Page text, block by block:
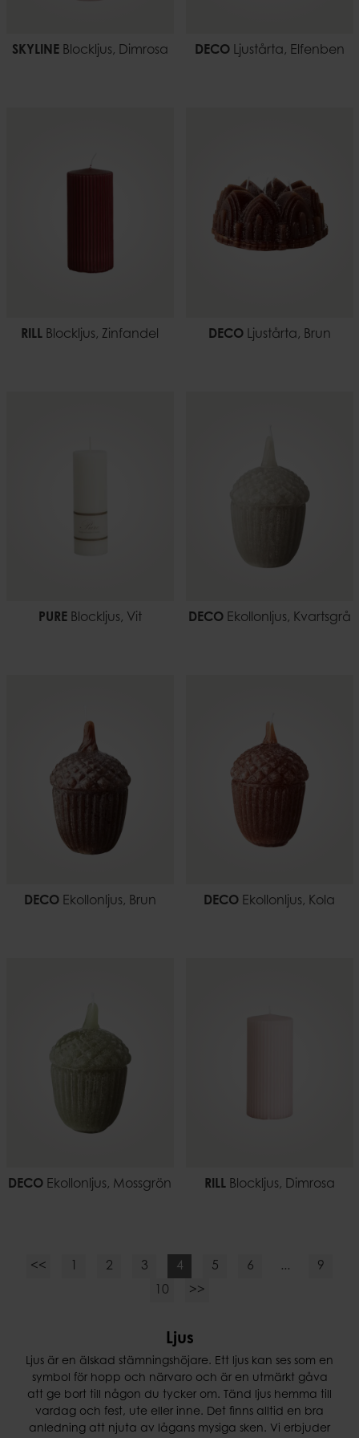
SKYLINEBlockljus, Dimrosa DECOLjustårta, Elfenben
RILL Blockljus, Zinfandel DECOLjustårta, Brun
PUREBlockljus, Vit DECOEkollonljus, Kvartsgrå
DECOEkollonljus, Brun DECO Ekollonljus, Kola
DECO Ekollonljus, Mossgrön RILLBlockljus, Dimrosa
<< 1 2 3 4 5 6 ...
9
10
>>
Ljus
Ljus är en älskad stämningshöjare. Ett ljus kan ses som en
symbol för hopp och närvaro och är en utmärkt gåva
att ge bort till någon du tycker om. Tänd ljus hemma till
vardag och fest, ute eller inne. Det finns alltid en bra
anledning att njuta av lågans mysiga sken. Vi erbjuder